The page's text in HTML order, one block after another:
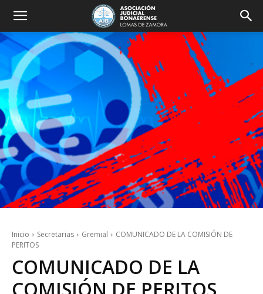
Inicio Secretarias Gremial
COMUNICADO DE LA COMISIÓN DE
PERITOS
COMUNICADO DE LA